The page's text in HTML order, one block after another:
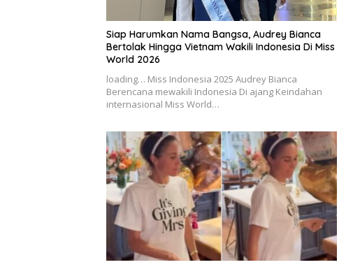
Siap Harumkan Nama Bangsa, Audrey Bianca
Bertolak Hingga Vietnam Wakili Indonesia Di Miss
World 2026
loading… Miss Indonesia 2025 Audrey Bianca
Berencana mewakili Indonesia Di ajang Keindahan
internasional Miss World…